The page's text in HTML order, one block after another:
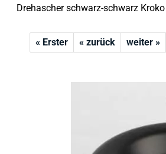
Drehascher schwarz-schwarz
« Erster « zurück weiter »